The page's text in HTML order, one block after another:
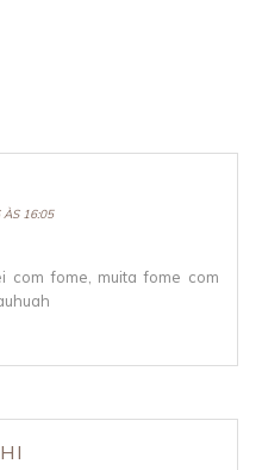
ÀS 16:05
com fome, muita fome com